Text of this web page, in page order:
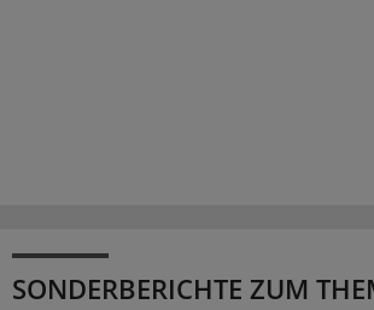
SONDERBERICHTE ZUM